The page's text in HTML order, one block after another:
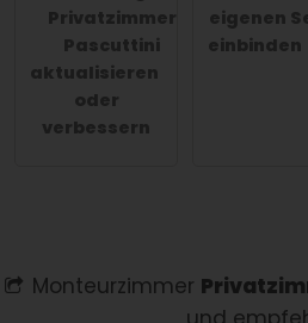
Privatzimmer
Pascuttini
aktualisieren
oder
verbessern
eigenen
einbinden
Monteurzimmer